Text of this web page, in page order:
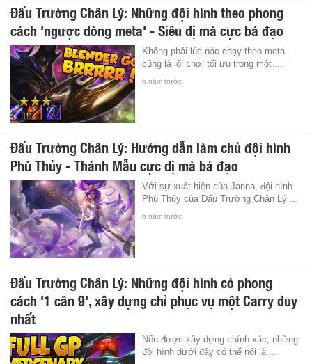
Đấu Trường Chân Lý: Những đội hình theo phong
cách 'ngược dòng meta' - Siêu dị mà cực bá đạo
Không phải lúc nào chạy theo meta
cũng là lối chơi tối ưu trong một ...
6 năm trước
Đấu Trường Chân Lý: Hướng dẫn làm chủ đội hình
Phù Thủy - Thánh Mẫu cực dị mà bá đạo
Với sự xuất hiện của Janna, đội hình
Phù Thủy của Đấu Trường Chân Lý ...
6 năm trước
Đấu Trường Chân Lý: Những đội hình có phong
cách '1 cân 9', xây dựng chỉ phục vụ một Carry duy
nhất
Nếu được xây dựng chính xác, những
đội hình dưới đây có thể nói là ...